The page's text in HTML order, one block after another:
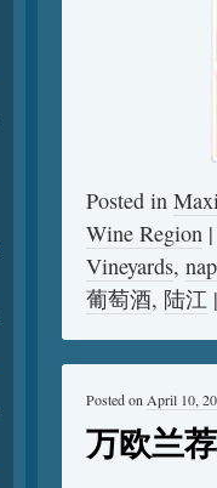
Posted in
Wine Region
Vineyards,
葡萄酒, 陆江
万欧兰
Posted on April 10,